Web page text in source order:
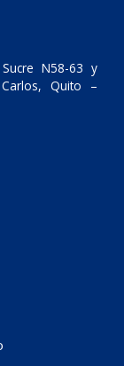
N58-63 y
Quito –